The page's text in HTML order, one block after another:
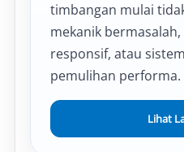
timbangan mulai
mekanik
responsif, atau
pemulihan performa.
Lihat